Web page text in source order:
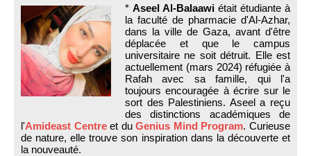
* Aseel Al-Balaawi était étudiante à
la faculté de pharmacie d'Al-Azhar,
dans la ville de Gaza, avant d'être
déplacée et que le campus
universitaire ne soit détruit. Elle est
actuellement (mars 2024) réfugiée à
Rafah avec sa famille, qui l'a
toujours encouragée à écrire sur le
sort des Palestiniens. Aseel a reçu
des distinctions académiques de
l'Amideast Centreet duGenius Mind Program. Curieuse
de nature, elle trouve son inspiration dans la découverte et
la nouveauté.